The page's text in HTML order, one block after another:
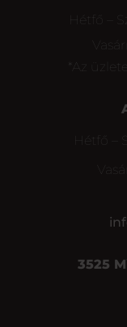
Hétfő –
*Az
Hétfő –
3525